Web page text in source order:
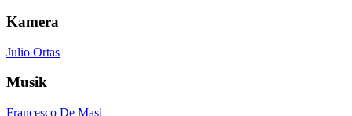
Kamera
Julio Ortas
Musik
Francesco De Masi